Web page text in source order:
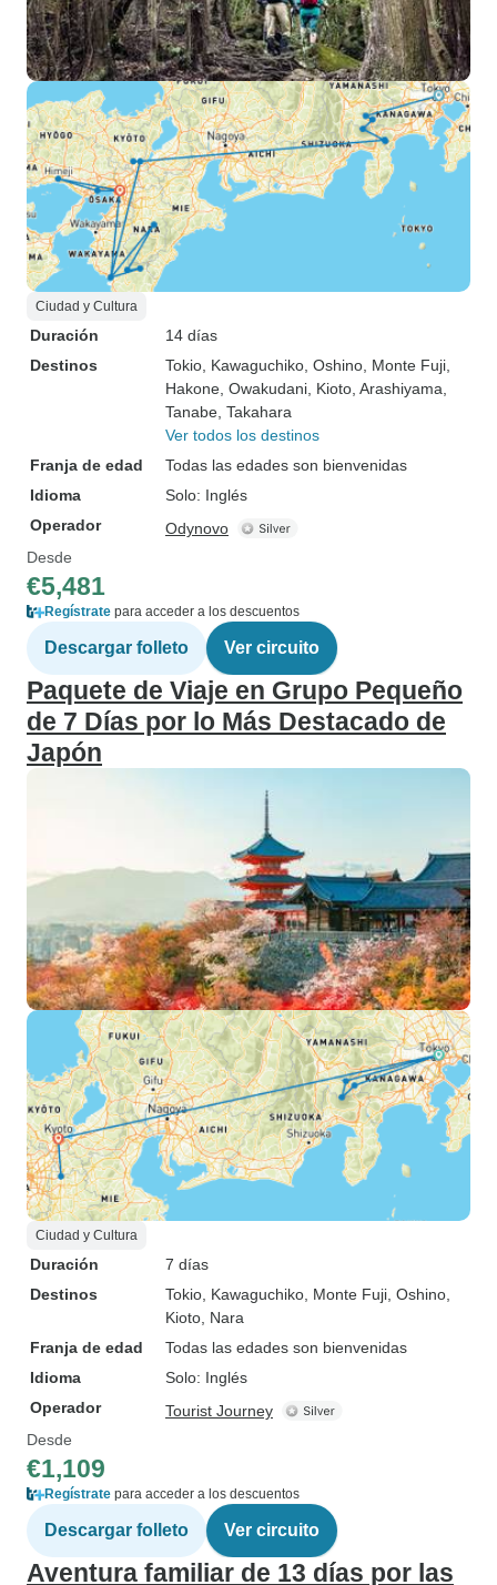
Ciudad y Cultura
Duración
14 días
Destinos
Tokio , Kawaguchiko , Oshino , Monte Fuji
Hakone , Owakudani , Kioto , Arashiyama
Tanabe , Takahara
Ver todos los destinos
Franja de edad
Todas las edades son bienvenidas
Idioma
Solo: Inglés
Operador
Odynovo
Desde
€5,481
Regístrate para acceder a los descuentos
Descargar folleto Ver circuito
Paquete de Viaje en Grupo Pequeño
de 7 Días por lo Más Destacado de
Japón
Ciudad y Cultura
Duración
7 días
Destinos
Tokio , Kawaguchiko , Monte Fuji , Oshino
Kioto , Nara
Franja de edad
Todas las edades son bienvenidas
Idioma
Solo: Inglés
Operador
Tourist Journey
Desde
€1,109
Regístrate para acceder a los descuentos
Descargar folleto Ver circuito
Aventura familiar de 13 días por las